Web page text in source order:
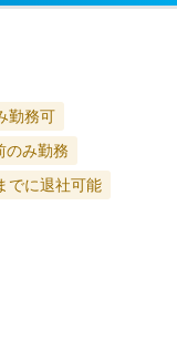
勤務可
のみ勤務
でに退社可能